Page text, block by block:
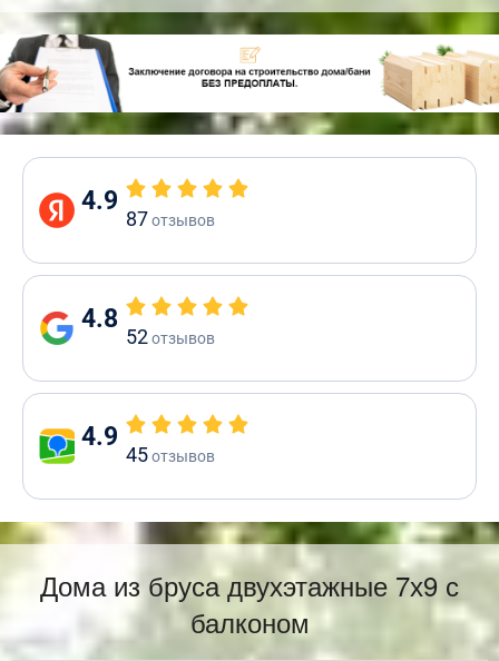
4.9
87отзывов
4.8
52отзывов
4.9
45отзывов
Дома из бруса двухэтажные 7х9 с
балконом